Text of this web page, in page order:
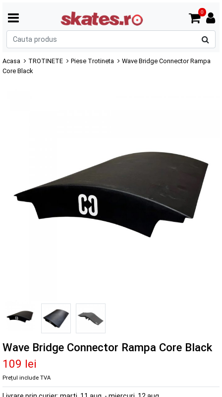
0
Acasa TROTINETE Piese Trotineta
Wave Bridge Connector Rampa
Core Black
Wave Bridge Connector Rampa Core Black
109 lei
Prețul include TVA